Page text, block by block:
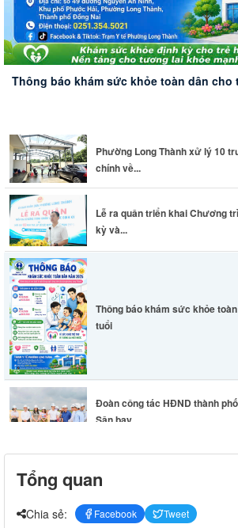
Thông báo khám sức khỏe toàn dân cho
Phường Long Thành xử lý 10
chính về...
Lễ ra quân triển khai Chương
kỳ và...
Thông báo khám sức khỏe
tuổi
Đoàn công tác HĐND thành
Sân bay...
khắc phục hư...
Tổng quan
Chia sẻ: Facebook Tweet